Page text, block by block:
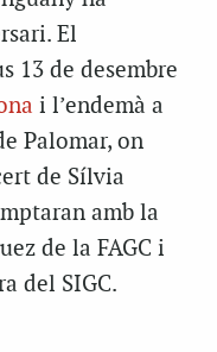
El
13 de desembre
i l’endemà a
Palomar, on
de Sílvia
amb la
de la FAGC i
del SIGC.